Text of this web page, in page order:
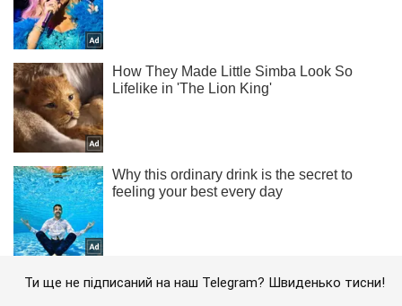
Ти ще не підписаний на наш Telegram? Швиденько тисни!